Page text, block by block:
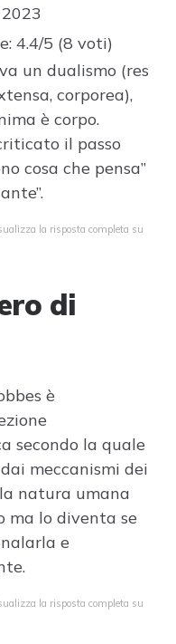
4.4/5 (8 voti)
un dualismo (res
corporea),
è corpo.
il passo
cosa che pensa”
la risposta completa su
di
è
secondo la quale
meccanismi dei
natura umana
ma lo diventa se
e
la risposta completa su